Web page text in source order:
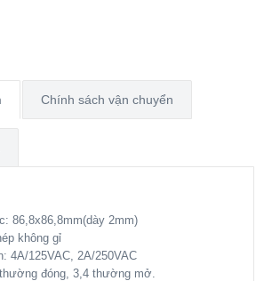
Chính sách vận chuyển
86,8x86,8mm(dày 2mm)
không gỉ
4A/125VAC, 2A/250VAC
đóng, 3,4 thường mở.